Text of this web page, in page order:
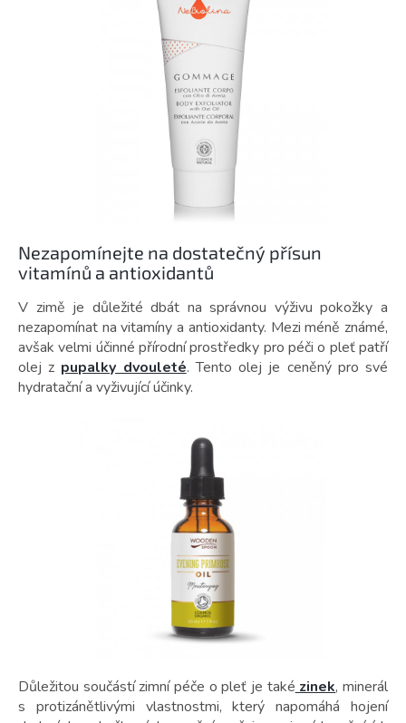
Nezapomínejte na dostatečný přísun
vitamínů a antioxidantů
V zimě je důležité dbát na správnou výživu pokožky a
nezapomínat na vitamíny a antioxidanty. Mezi méně známé,
avšak velmi účinné přírodní prostředky pro péči o pleť patří
olej z pupalky dvouleté. Tento olej je ceněný pro své
hydratační a vyživující účinky.
Důležitou součástí zimní péče o pleť je také zinek, minerál
s protizánětlivými vlastnostmi, který napomáhá hojení